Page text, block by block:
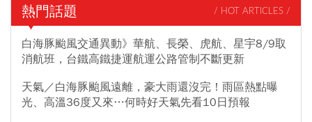
熱門話題 / HOT ARTICLES /
白海豚颱風交通異動》華航、長榮、虎航、星宇8/9取
消航班，台鐵高鐵捷運航運公路管制不斷更新
天氣／白海豚颱風遠離，豪大雨還沒完！雨區熱點曝
光、高溫36度又來…何時好天氣先看10日預報